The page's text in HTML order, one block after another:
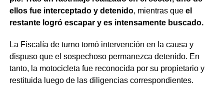
ellos fue interceptado y detenido, mientras queel
restante logró escapar y es intensamente buscado.
La Fiscalía de turno tomó intervención en la causa y
dispuso que el sospechoso permanezca detenido. En
tanto, la motocicleta fue reconocida por su propietario y
restituida luego de las diligencias correspondientes.